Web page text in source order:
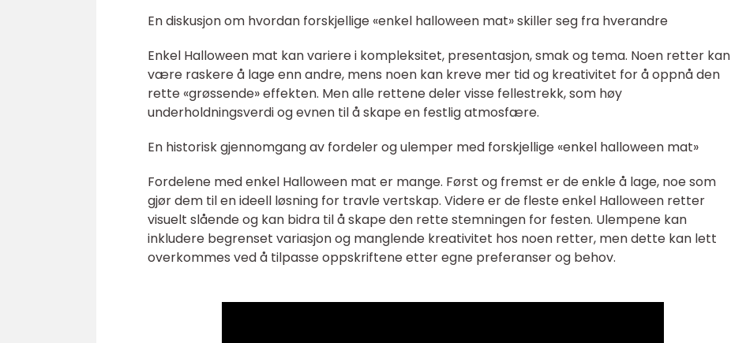
En diskusjon om hvordan forskjellige «enkel halloween mat» skiller seg fra hverandre
Enkel Halloween mat kan variere i kompleksitet, presentasjon, smak og tema. Noen retter kan
være raskere å lage enn andre, mens noen kan kreve mer tid og kreativitet for å oppnå den
rette «grøssende» effekten. Men alle rettene deler visse fellestrekk, som høy
underholdningsverdi og evnen til å skape en festlig atmosfære.
En historisk gjennomgang av fordeler og ulemper med forskjellige «enkel halloween mat»
Fordelene med enkel Halloween mat er mange. Først og fremst er de enkle å lage, noe som
gjør dem til en ideell løsning for travle vertskap. Videre er de fleste enkel Halloween retter
visuelt slående og kan bidra til å skape den rette stemningen for festen. Ulempene kan
inkludere begrenset variasjon og manglende kreativitet hos noen retter, men dette kan lett
overkommes ved å tilpasse oppskriftene etter egne preferanser og behov.